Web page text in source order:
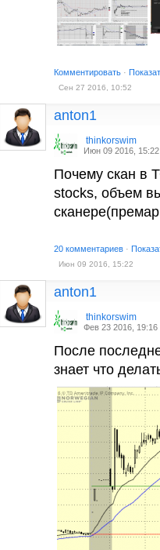
Комментировать ·
Сен 27 2016, 10:52
anton1
thinkorswim
Июн 09 2016, 15:22
Почему скан в
stocks, объем
20 комментариев ·
Июн 09 2016, 15:22
anton1
thinkorswim
Фев 23 2016, 19:16
После
знает что